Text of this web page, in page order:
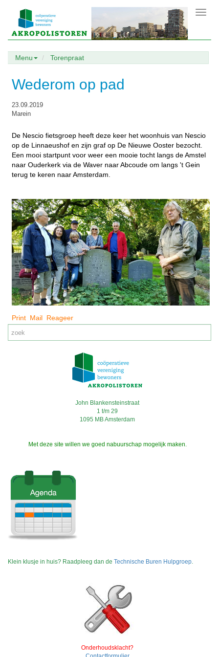
Menu Torenpraat
Wederom op pad
23.09.2019
Marein
De Nescio fietsgroep heeft deze keer het woonhuis van Nescio
op de Linnaeushof en zijn graf op De Nieuwe Ooster bezocht.
Een mooi startpunt voor weer een mooie tocht langs de Amstel
naar Ouderkerk via de Waver naar Abcoude om langs 't Gein
terug te keren naar Amsterdam.
Print Mail Reageer
John Blankensteinstraat
1 t/m 29
1095 MB Amsterdam
Met deze site willen we goed nabuurschap mogelijk maken.
Klein klusje in huis? Raadpleeg dan de Technische Buren Hulpgroep.
Onderhoudsklacht?